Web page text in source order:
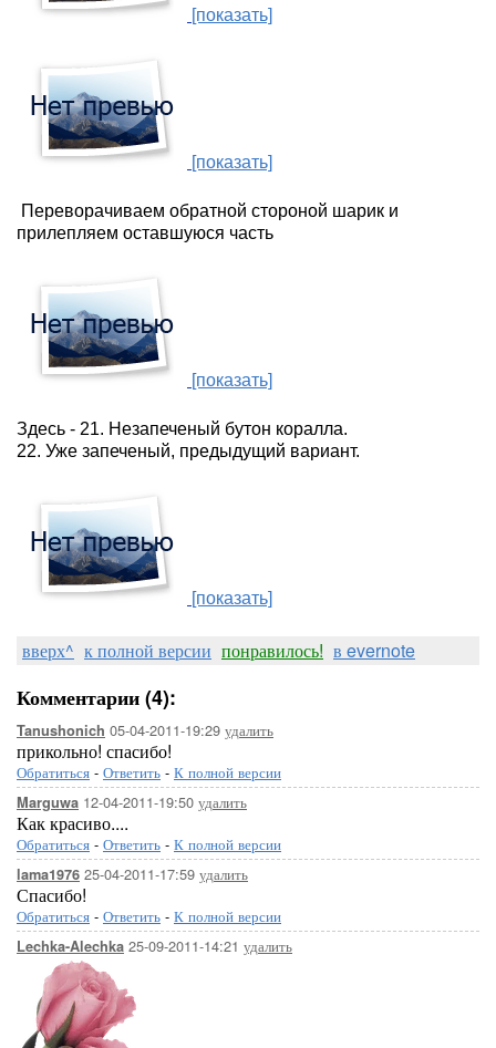
[показать]
[показать]
Переворачиваем обратной стороной шарик и
прилепляем оставшуюся часть
[показать]
Здесь - 21. Незапеченый бутон коралла.
22. Уже запеченый, предыдущий вариант.
[показать]
вверх^ к полной версии понравилось! в evernote
Комментарии (4):
Tanushonich 05-04-2011-19:29 удалить
прикольно! спасибо!
Обратиться - Ответить - К полной версии
Marguwa 12-04-2011-19:50 удалить
Как красиво....
Обратиться - Ответить - К полной версии
lama1976 25-04-2011-17:59 удалить
Спасибо!
Обратиться - Ответить - К полной версии
Lechka-Alechka 25-09-2011-14:21 удалить